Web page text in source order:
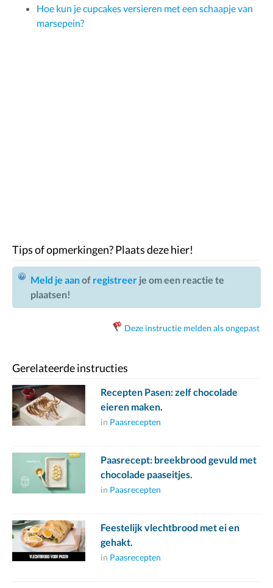
Hoe kun je cupcakes versieren met een schaapje van
marsepein?
Tips of opmerkingen? Plaats deze hier!
Meld je aanof registreer je om een reactie te
plaatsen!
Deze instructie melden als ongepast
Gerelateerde instructies
Recepten Pasen: zelf chocolade
eieren maken.
in Paasrecepten
Paasrecept: breekbrood gevuld met
chocolade paaseitjes.
in Paasrecepten
Feestelijk vlechtbrood met ei en
gehakt.
in Paasrecepten